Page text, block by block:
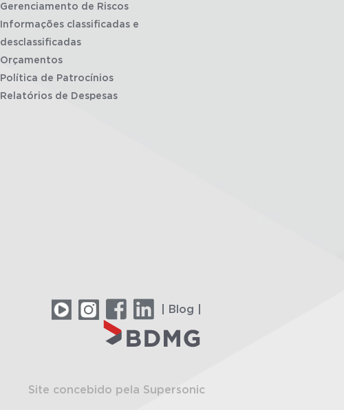
Gerenciamento de Riscos
Informações classificadas e
desclassificadas
Orçamentos
Política de Patrocínios
Relatórios de Despesas
| Blog |
Site concebido pela Supersonic